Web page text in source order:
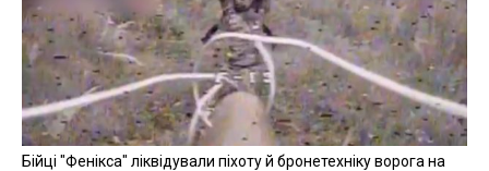
Бійці "Фенікса" ліквідували піхоту й бронетехніку ворога на